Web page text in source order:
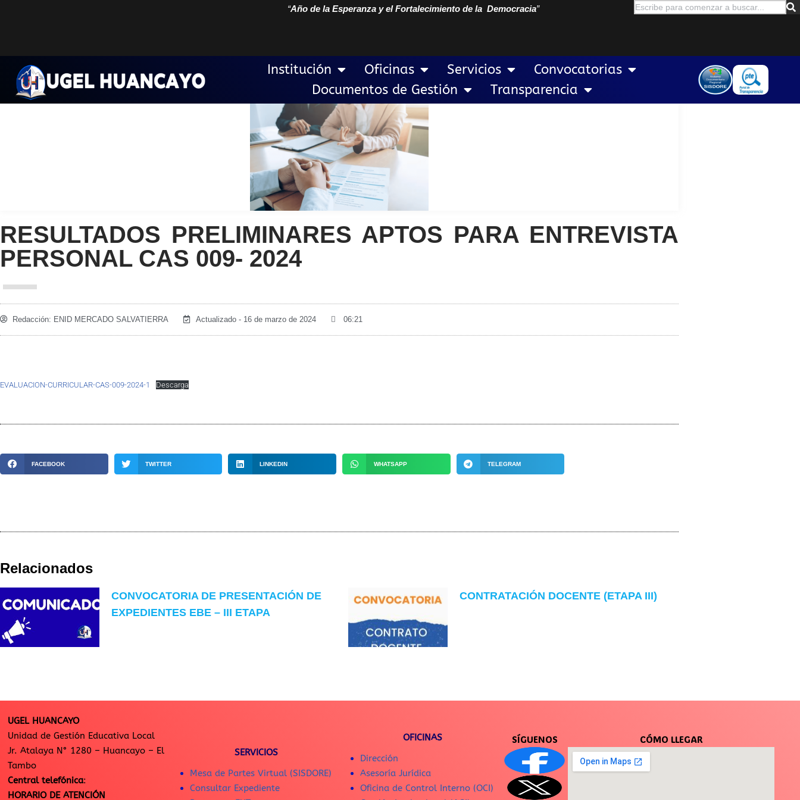
contenido
“Año de la Esperanza y el Fortalecimiento de la Democracia”
Institución Oficinas Servicios
Convocatorias
Documentos de Gestión
Transparencia
RESULTADOS PRELIMINARES APTOS PARA ENTREVISTA
PERSONAL CAS 009- 2024
Redacción: ENID MERCADO SALVATIERRA Actualizado - 16 de marzo de 2024 06:21
EVALUACION-CURRICULAR-CAS-009-2024-1 Descarga
FACEBOOK TWITTER LINKEDIN WHATSAPP TELEGRAM
Relacionados
CONVOCATORIA DE PRESENTACIÓN DE
EXPEDIENTES EBE – III ETAPA
CONTRATACIÓN DOCENTE (ETAPA III)
UGEL HUANCAYO
Unidad de Gestión Educativa Local
Jr. Atalaya N° 1280 – Huancayo – El
Tambo
Central telefónica:
HORARIO DE ATENCIÓN
SERVICIOS
Mesa de Partes Virtual (SISDORE)
Consultar Expediente
OFICINAS
Dirección
Asesoría Jurídica
Oficina de Control Interno (OCI)
SÍGUENOS CÓMO LLEGAR